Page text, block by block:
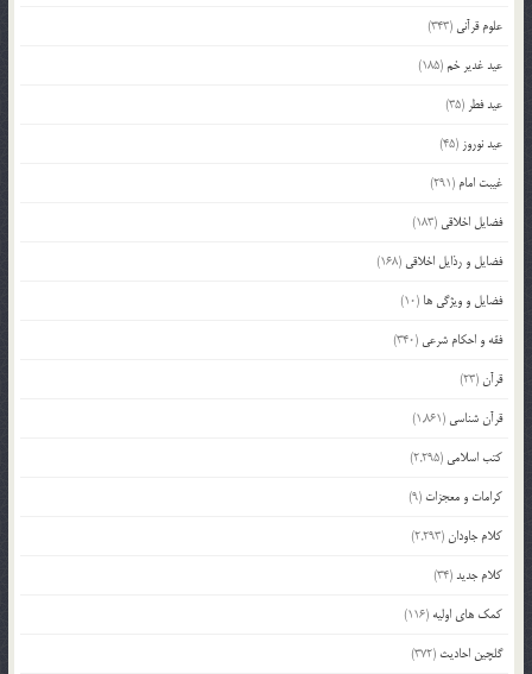
علوم قرآنی (343)
عید غدیر خم(185)
عید فطر (35)
عید نوروز (45)
غیبت امام (291)
فضایل اخلاقی (183)
فضایل و رذایل اخلاقی (168)
فضایل و ویژگی ها (10)
فقه و احکام شرعی (340)
قرآن(23)
قرآن شناسی (1,861)
کتب اسلامی (2,295)
کرامات و معجزات (9)
کلام جاودان(2,293)
کلام جدید(34)
کمک های اولیه (116)
گلچین احادیث (372)